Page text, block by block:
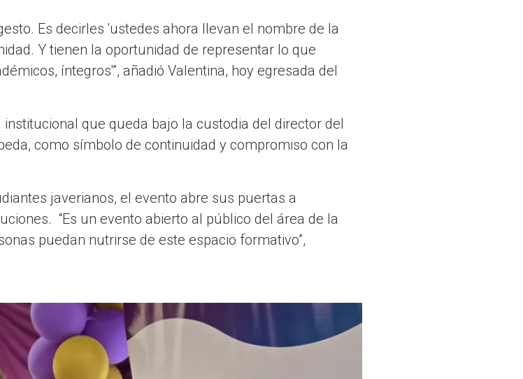
Es decirles 'ustedes ahora llevan el nombre de la
Y tienen la oportunidad de representar lo que
íntegros'”, añadió Valentina, hoy egresada del
que queda bajo la custodia del director del
como símbolo de continuidad y compromiso con la
javerianos, el evento abre sus puertas a
“Es un evento abierto al público del área de la
puedan nutrirse de este espacio formativo”,